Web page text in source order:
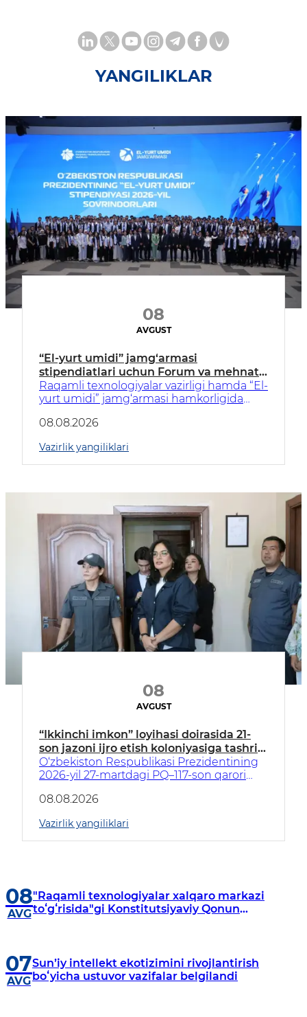
YANGILIKLAR
08
AVGUST
“El-yurt umidi” jamg‘armasi
stipendiatlari uchun Forum va mehnat
yarmarkasi tashkil etildi
Raqamli texnologiyalar vazirligi hamda “El-
yurt umidi” jamg‘armasi hamkorligida
stipendiatlar uchun Forum tashkil etildi.
08.08.2026
Vazirlik yangiliklari
08
AVGUST
“Ikkinchi imkon” loyihasi doirasida 21-
son jazoni ijro etish koloniyasiga tashrif
amalga oshirildi
O‘zbekiston Respublikasi Prezidentining
2026-yil 27-martdagi PQ–117-son qarori
etish muassasalaridagi yoshlarni
jamiyatga muvaffaqiyatli moslashtirish
bo‘yicha tizimli ishlar davom ettirilmoqda.
08.08.2026
Vazirlik yangiliklari
08
AVG
"Raqamli texnologiyalar xalqaro markazi
toʻgʻrisida"gi Konstitutsiyaviy Qonun
07
AVG
Sunʼiy intellekt ekotizimini rivojlantirish
boʻyicha ustuvor vazifalar belgilandi